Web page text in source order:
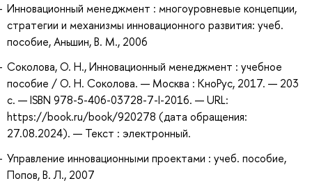
Инновационный менеджмент : многоуровневые концепции,
стратегии и механизмы инновационного развития: учеб.
пособие, Аньшин, В. М., 2006
Соколова, О. Н., Инновационный менеджмент : учебное
пособие / О. Н. Соколова. — Москва : КноРус, 2017. — 203
с. — ISBN 978-5-406-03728-7-I-2016. — URL:
https://book.ru/book/920278 (дата обращения:
27.08.2024). — Текст : электронный.
Управление инновационными проектами : учеб. пособие,
Попов, В. Л., 2007